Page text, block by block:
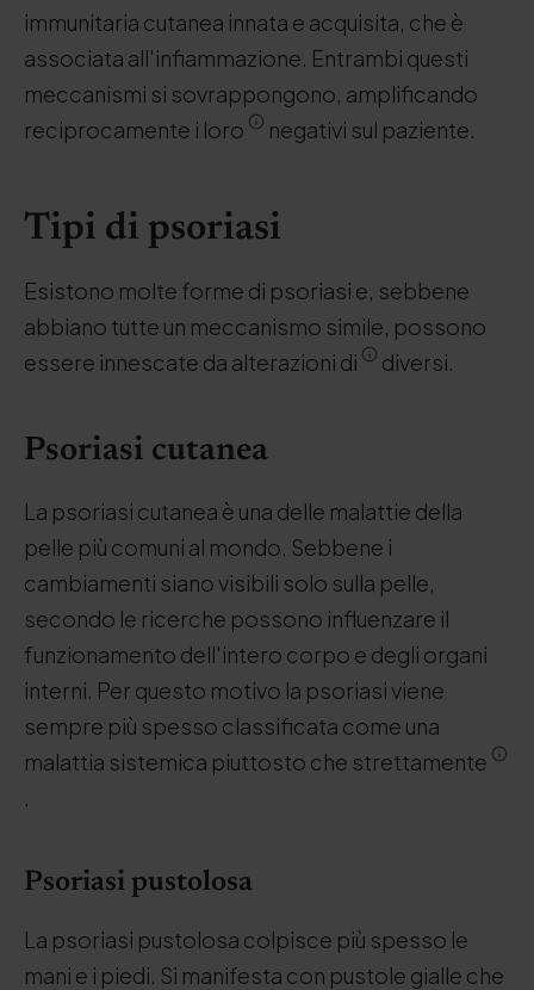
immunitaria cutanea innata e acquisita, che è
associata all'infiammazione. Entrambi questi
meccanismi si sovrappongono, amplificando
reciprocamente i loro
negativi sul paziente.
Tipi di psoriasi
Esistono molte forme di psoriasi e, sebbene
abbiano tutte un meccanismo simile, possono
essere innescate da alterazioni di
diversi.
Psoriasi cutanea
La psoriasi cutanea è una delle malattie della
pelle più comuni al mondo. Sebbene i
cambiamenti siano visibili solo sulla pelle,
secondo le ricerche possono influenzare il
funzionamento dell'intero corpo e degli organi
interni. Per questo motivo la psoriasi viene
sempre più spesso classificata come una
malattia sistemica piuttosto che strettamente
.
Psoriasi pustolosa
La psoriasi pustolosa colpisce più spesso le
mani e i piedi. Si manifesta con pustole gialle che